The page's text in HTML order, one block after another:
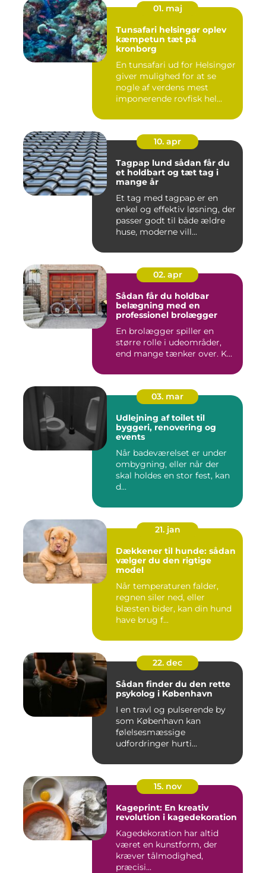
01. maj
Tunsafari helsingør oplev
kæmpetun tæt på
kronborg
En tunsafari ud for Helsingør
giver mulighed for at se
nogle af verdens mest
imponerende rovfisk hel...
10. apr
Tagpap lund sådan får du
et holdbart og tæt tag i
mange år
Et tag med tagpap er en
enkel og effektiv løsning, der
passer godt til både ældre
huse, moderne vill...
02. apr
Sådan får du holdbar
belægning med en
professionel brolægger
En brolægger spiller en
større rolle i udeområder,
end mange tænker over. K...
03. mar
Udlejning af toilet til
byggeri, renovering og
events
Når badeværelset er under
ombygning, eller når der
skal holdes en stor fest, kan
d...
21. jan
Dækkener til hunde: sådan
vælger du den rigtige
model
Når temperaturen falder,
regnen siler ned, eller
blæsten bider, kan din hund
have brug f...
22. dec
Sådan finder du den rette
psykolog i København
I en travl og pulserende by
som København kan
følelsesmæssige
udfordringer hurti...
15. nov
Kageprint: En kreativ
revolution i kagedekoration
Kagedekoration har altid
været en kunstform, der
kræver tålmodighed,
præcisi...